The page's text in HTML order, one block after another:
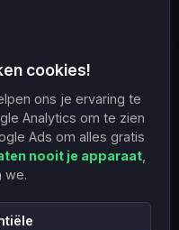
cookies!
ons je ervaring te
Analytics om te zien
Ads om alles gratis
nooit je apparaat
we.